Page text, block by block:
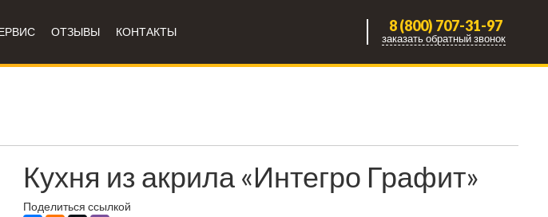
ОТЗЫВЫ КОНТАКТЫ 8 (800) 707-31-97
заказать обратный звонок
Кухня из акрила «Интегро Графит»
Поделиться ссылкой